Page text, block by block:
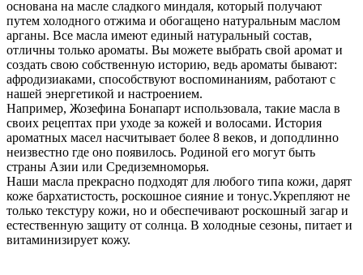
основана на масле сладкого миндаля, который получают
путем холодного отжима и обогащено натуральным маслом
арганы. Все масла имеют единый натуральный состав,
отличны только ароматы. Вы можете выбрать свой аромат и
создать свою собственную историю, ведь ароматы бывают:
афродизиаками, способствуют воспоминаниям, работают с
нашей энергетикой и настроением.
Например, Жозефина Бонапарт использовала, такие масла в
своих рецептах при уходе за кожей и волосами. История
ароматных масел насчитывает более 8 веков, и доподлинно
неизвестно где оно появилось. Родиной его могут быть
страны Азии или Средиземноморья.
Наши масла прекрасно подходят для любого типа кожи, дарят
коже бархатистость, роскошное сияние и тонус.Укрепляют не
только текстуру кожи, но и обеспечивают роскошный загар и
естественную защиту от солнца. В холодные сезоны, питает и
витаминизирует кожу.